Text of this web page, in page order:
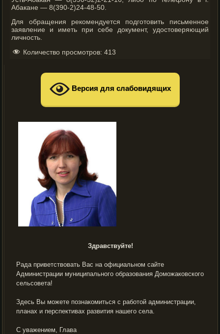
Абакане — 8(390-2)24-48-50.
Для обращения рекомендуется подготовить письменное
заявление и иметь при себе документ, удостоверяющий
личность.
Количество просмотров: 413
Версия для слабовидящих
Здравствуйте!
Рада приветствовать Вас на официальном сайте
Администрации муниципального образования Доможаковского
сельсовета!
Здесь Вы можете познакомиться с работой администрации,
планах и перспективах развития нашего села.
С уважением, Глава